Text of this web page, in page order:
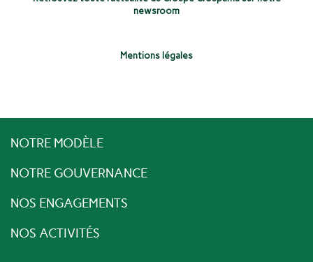
newsroom
Mentions légales
NOTRE MODÈLE
NOTRE GOUVERNANCE
NOS ENGAGEMENTS
NOS ACTIVITÉS